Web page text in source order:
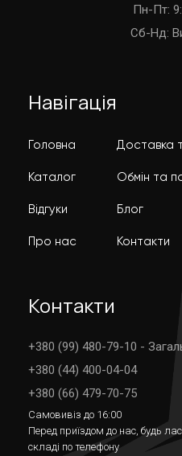
Пн-Пт:
Cб-Нд:
Навігація
Головна
Каталог
Відгуки
Про нас
Доставка
Обмін та
Блог
Контакти
Контакти
+380 (99) 480-79-10 -
+380 (44) 400-04-04
+380 (66) 479-70-75
Самовивіз до 16:00
Перед приїздом до нас, будь
складі по телефону